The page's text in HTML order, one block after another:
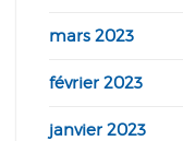
mars 2023
février 2023
janvier 2023